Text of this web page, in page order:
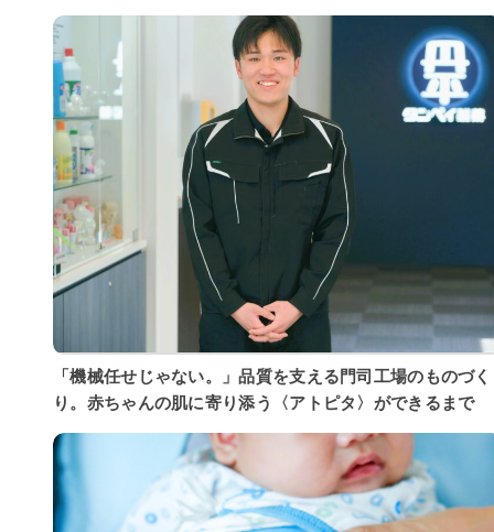
「機械任せじゃない。」品質を支える門司工場のものづく
り。赤ちゃんの肌に寄り添う〈アトピタ〉ができるまで